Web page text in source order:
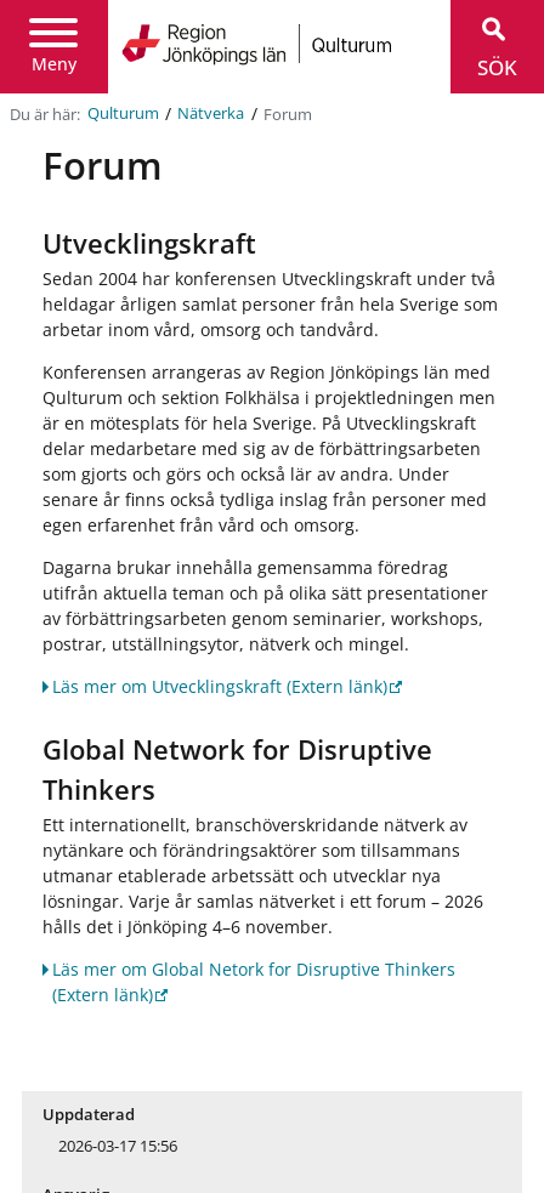
Meny
Region
Jönköpings
SÖK
Du är här: Qulturum / Nätverka / Forum
Forum
Utvecklingskraft
Sedan 2004 har konferensen Utvecklingskraft under två
heldagar årligen samlat personer från hela Sverige som
arbetar inom vård, omsorg och tandvård.
Konferensen arrangeras av Region Jönköpings län med
Qulturum och sektion Folkhälsa i projektledningen men
är en mötesplats för hela Sverige. På Utvecklingskraft
delar medarbetare med sig av de förbättringsarbeten
som gjorts och görs och också lär av andra. Under
senare år finns också tydliga inslag från personer med
egen erfarenhet från vård och omsorg.
Dagarna brukar innehålla gemensamma föredrag
utifrån aktuella teman och på olika sätt presentationer
av förbättringsarbeten genom seminarier, workshops,
postrar, utställningsytor, nätverk och mingel.
Läs mer om Utvecklingskraft(Extern länk)
Global Network for Disruptive
Thinkers
Ett internationellt, branschöverskridande nätverk av
nytänkare och förändringsaktörer som tillsammans
utmanar etablerade arbetssätt och utvecklar nya
lösningar. Varje år samlas nätverket i ett forum – 2026
hålls det i Jönköping 4–6 november.
Läs mer om Global Netork for Disruptive Thinkers
(Extern länk)
Uppdaterad
2026-03-17 15:56